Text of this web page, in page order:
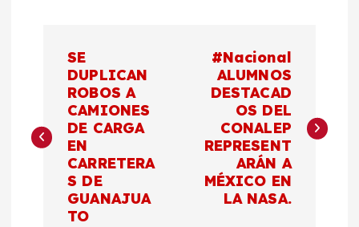
v
e
SE
DUPLICAN
ROBOS A
CAMIONES
DE CARGA
EN
CARRETERA
S DE
GUANAJUA
TO
#Nacional
ALUMNOS
DESTACAD
OS DEL
CONALEP
REPRESENT
ARÁN A
MÉXICO EN
LA NASA.